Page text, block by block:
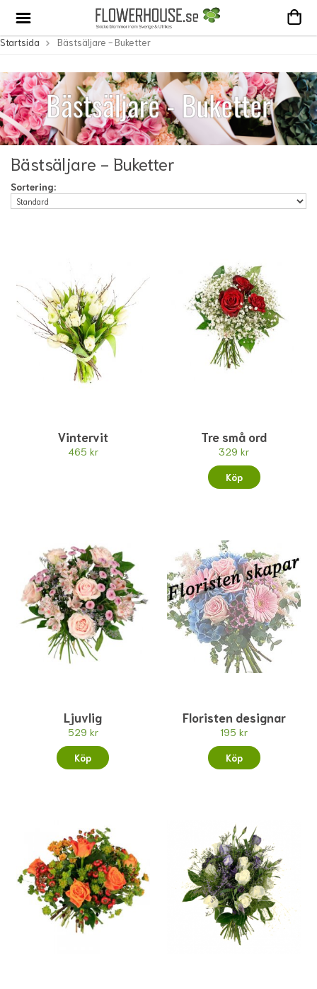
Startsida Bästsäljare - Buketter
Bästsäljare - Buketter
Sortering:
Vintervit
465 kr
Tre små ord
329 kr
Köp
Ljuvlig
529 kr
Köp
Floristen designar
195 kr
Köp